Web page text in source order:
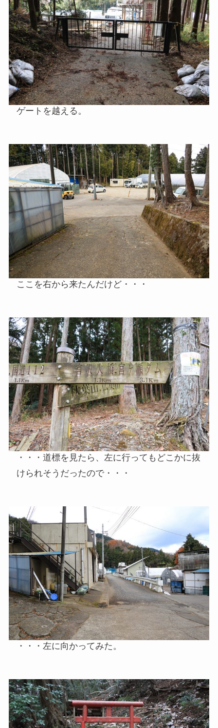
ゲートを越える。
ここを右から来たんだけど・・・
・・・道標を見たら、左に行ってもどこかに抜
けられそうだったので・・・
・・・左に向かってみた。